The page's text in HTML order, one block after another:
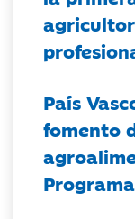
País
fomento